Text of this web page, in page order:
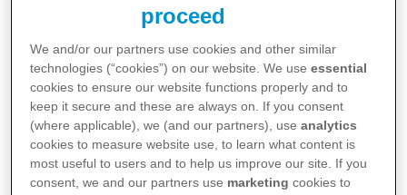
dificultam o acesso do brasileiro a esse serviço:
muitos médicos não encaminham seus pacientes
de risco para esses locais e, do ponto de vista da
população assistida, um percentual significativo
opta por não se vacinar em uma unidade dos CRIE,
mesmo quando recebe encaminhamento
profissional. Essas são algumas das constatações
proceed
We and/or our partners use cookies and other similar
technologies (“cookies”) on our website. We useessential
cookies to ensure our website functions properly and to
keep it secure and these are always on. If you consent
(where applicable), we (and our partners), useanalytics
cookies to measure website use, to learn what content is
most useful to users and to help us improve our site. If you
consent, we and our partners use marketing cookies to